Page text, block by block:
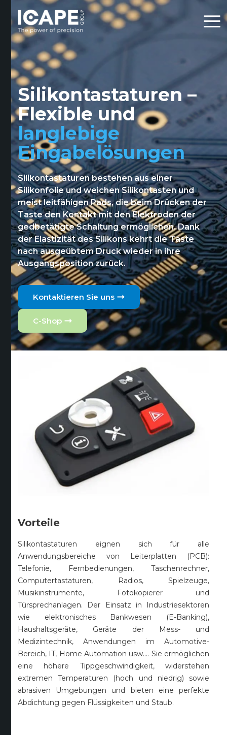
Silikontastaturen –
Flexible und
langlebige
Eingabelösungen
Silikontastaturen bestehen aus einer
Silikonfolie und weichen Silikontasten und
meist leitfähigen Pads, die beim Drücken der
Taste den Kontakt mit den Elektroden der
gedbetätigte Schaltung ermöglichen. Dank
der Elastizität des Silikons kehrt die Taste
nach ausgeübtem Druck wieder in ihre
Ausgangsposition zurück.
Kontaktieren Sie uns
C-Shop
Vorteile
Silikontastaturen eignen sich für alle
Anwendungsbereiche von Leiterplatten (PCB):
Telefonie, Fernbedienungen, Taschenrechner,
Computertastaturen, Radios, Spielzeuge,
Musikinstrumente, Fotokopierer und
Türsprechanlagen. Der Einsatz in Industriesektoren
wie elektronisches Bankwesen (E-Banking),
Haushaltsgeräte, Geräte der Mess- und
Medizintechnik, Anwendungen im Automotive-
Bereich, IT, Home Automation usw…. Sie ermöglichen
eine höhere Tippgeschwindigkeit, widerstehen
extremen Temperaturen (hoch und niedrig) sowie
abrasiven Umgebungen und bieten eine perfekte
Abdichtung gegen Flüssigkeiten und Staub.